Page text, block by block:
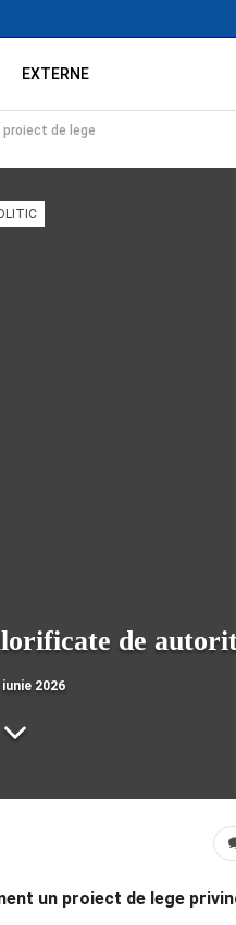
EXTERNE
de lege
de
iunie 2026
un proiect de lege